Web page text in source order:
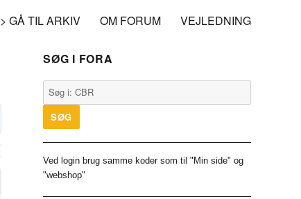
> GÅ TIL ARKIV OM FORUM VEJLEDNING
SØG I FORA
Ved login brug samme koder som til "Min side" og
"webshop"